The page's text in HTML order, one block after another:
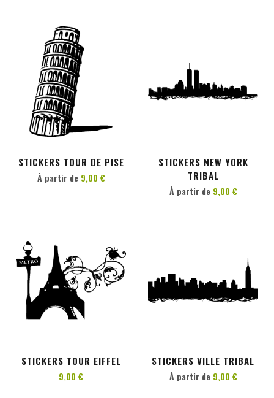
STICKERS TOUR DE PISE
PERSONNALISER
À partir de 9,00 €
STICKERS NEW YORK
TRIBAL
À partir de 9,00 €
STICKERS TOUR EIFFEL
9,00 €
STICKERS VILLE TRIBAL
À partir de 9,00 €